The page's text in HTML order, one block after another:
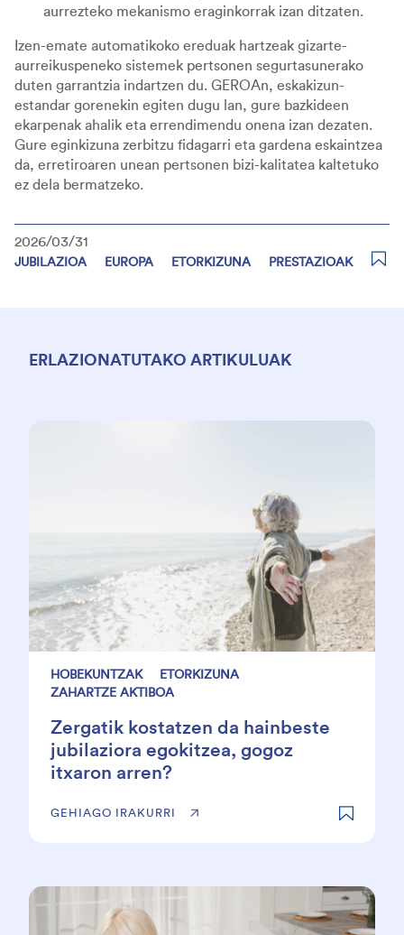
aurrezteko mekanismo eraginkorrak izan ditzaten.
Izen-emate automatikoko ereduak hartzeak gizarte-
aurreikuspeneko sistemek pertsonen segurtasunerako
duten garrantzia indartzen du. GEROAn, eskakizun-
estandar gorenekin egiten dugu lan, gure bazkideen
ekarpenak ahalik eta errendimendu onena izan dezaten.
Gure eginkizuna zerbitzu fidagarri eta gardena eskaintzea
da, erretiroaren unean pertsonen bizi-kalitatea kaltetuko
ez dela bermatzeko.
2026/03/31
JUBILAZIOA EUROPA ETORKIZUNA PRESTAZIOAK
ERLAZIONATUTAKO ARTIKULUAK
HOBEKUNTZAK
ETORKIZUNA
ZAHARTZE AKTIBOA
Zergatik kostatzen da hainbeste
jubilaziora egokitzea, gogoz
itxaron arren?
GEHIAGO IRAKURRI